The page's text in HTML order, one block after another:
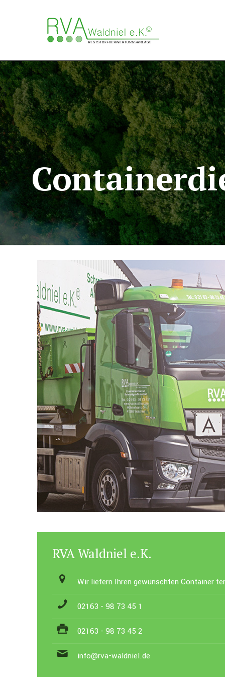
RVA Waldniel e.K.
Wir liefern Ihren gewünschten Container
02163 - 98 73 45 1
02163 - 98 73 45 2
info@rva-waldniel.de